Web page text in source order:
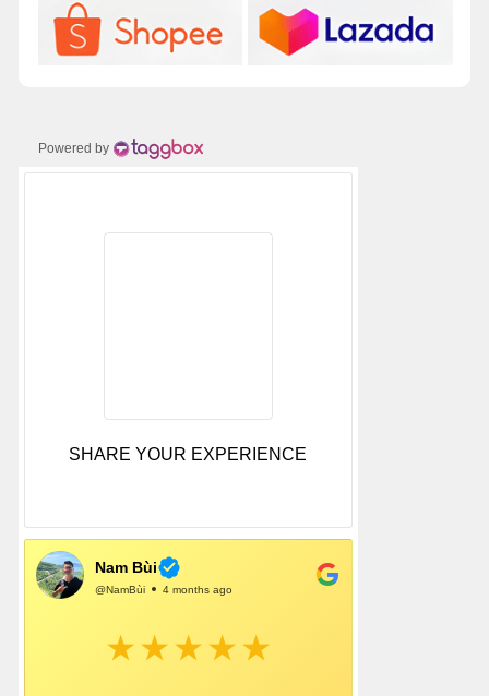
Powered by
SHARE YOUR EXPERIENCE
Nam Bùi
@NamBùi 4 months ago